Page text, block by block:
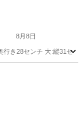
8月8日
き28センチ 大:縦31セ